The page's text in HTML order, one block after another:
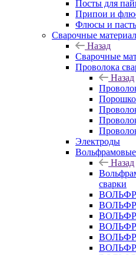
Посты для
Припои и
Флюсы и
Сварочные
Назад
Сварочные
Проволока
Назад
Электроды
Назад
сварки